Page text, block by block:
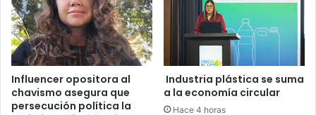
Influencer opositora al
chavismo asegura que
persecución política la
Industria plástica se suma
a la economía circular
Hace 4 horas